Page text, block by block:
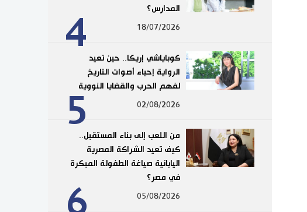
4
المدارس؟
18/07/2026
5
كوباياشي إريكا.. حين تعيد
الرواية إحياء أصوات التاريخ
لفهم الحرب والقضايا النووية
02/08/2026
6
من اللعب إلى بناء المستقبل..
كيف تعيد الشراكة المصرية
اليابانية صياغة الطفولة المبكرة
في مصر؟
05/08/2026